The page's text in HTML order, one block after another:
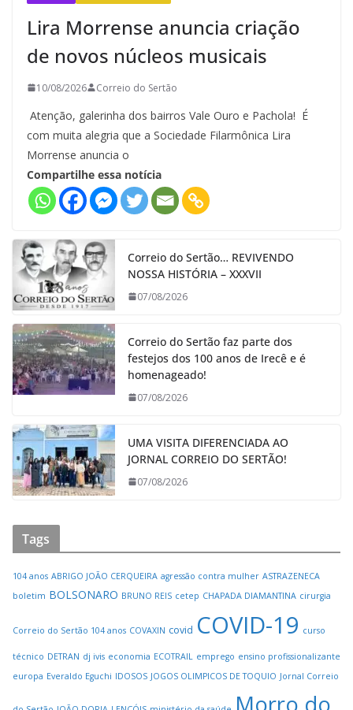
Lira Morrense anuncia criação
de novos núcleos musicais
10/08/2026 Correio do Sertão
Atenção, galerinha dos bairros Vale Ouro e Pachola! É
com muita alegria que a Sociedade Filarmônica Lira
Morrense anuncia o
Compartilhe essa notícia
Correio do Sertão… REVIVENDO
NOSSA HISTÓRIA – XXXVII
07/08/2026
Correio do Sertão faz parte dos
festejos dos 100 anos de Irecê e é
homenageado!
07/08/2026
UMA VISITA DIFERENCIADA AO
JORNAL CORREIO DO SERTÃO!
07/08/2026
Tags
104 anos ABRIGO JOÃO CERQUEIRA agressão contra mulher ASTRAZENECA
boletim BOLSONARO BRUNO REIS cetep CHAPADA DIAMANTINA cirurgia
Correio do Sertão 104 anos COVAXIN covid COVID-19 curso
técnico DETRAN dj ivis economia ECOTRAIL emprego ensino profissionalizante
europa Everaldo Eguchi IDOSOS JOGOS OLIMPICOS DE TOQUIO Jornal Correio
Morro do